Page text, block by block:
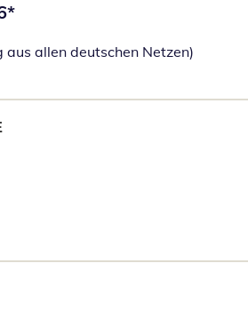
*
allen deutschen Netzen)